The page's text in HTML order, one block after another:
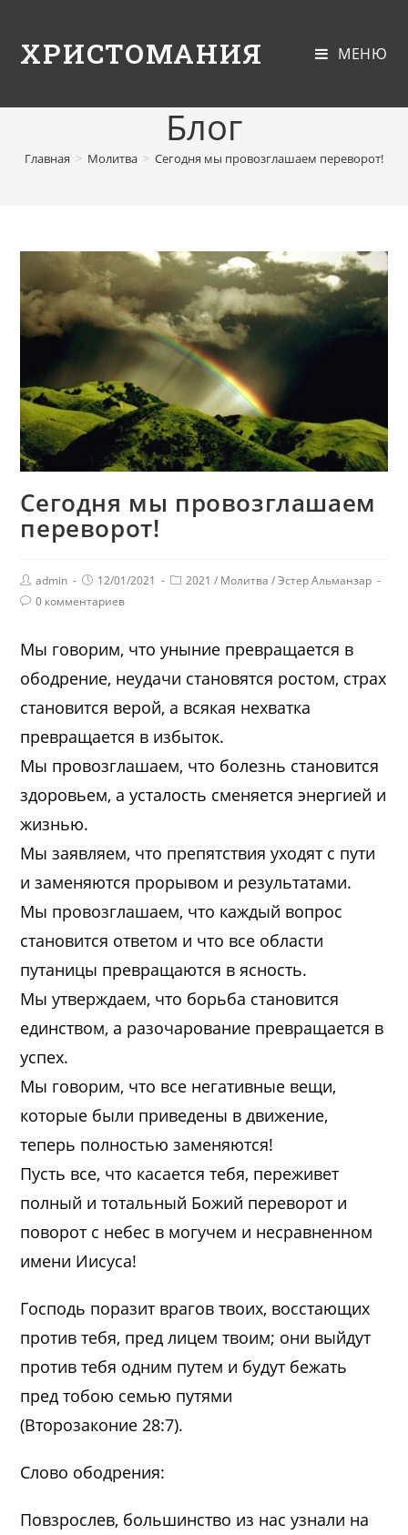
ХРИСТОМАНИЯ МЕНЮ
Блог
Главная > Молитва > Сегодня мы провозглашаем переворот!
Сегодня мы провозглашаем
переворот!
admin 12/01/2021 2021 / Молитва / Эстер Альманзар
0 комментариев
Мы говорим, что уныние превращается в
ободрение, неудачи становятся ростом, страх
становится верой, а всякая нехватка
превращается в избыток.
Мы провозглашаем, что болезнь становится
здоровьем, а усталость сменяется энергией и
жизнью.
Мы заявляем, что препятствия уходят с пути
и заменяются прорывом и результатами.
Мы провозглашаем, что каждый вопрос
становится ответом и что все области
путаницы превращаются в ясность.
Мы утверждаем, что борьба становится
единством, а разочарование превращается в
успех.
Мы говорим, что все негативные вещи,
которые были приведены в движение,
теперь полностью заменяются!
Пусть все, что касается тебя, переживет
полный и тотальный Божий переворот и
поворот с небес в могучем и несравненном
имени Иисуса!
Господь поразит врагов твоих, восстающих
против тебя, пред лицем твоим; они выйдут
против тебя одним путем и будут бежать
пред тобою семью путями
(Второзаконие 28:7).
Слово ободрения:
Повзрослев, большинство из нас узнали на